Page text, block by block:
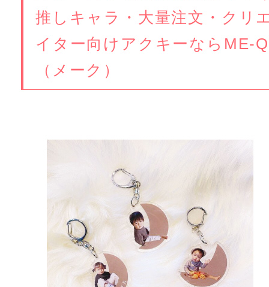
推しキャラ・大量注文・クリ
イター向けアクキーならME-Q
（メーク）